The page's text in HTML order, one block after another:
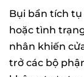
Bụi bẩn tích
hoặc tình
nhân khiến
trở các bộ